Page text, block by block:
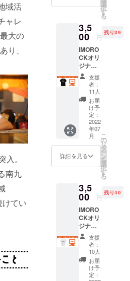
域活
ャレ
大の
り、
。
南九
けてい
2011.08
オープン当
初から応援
して下さる
お客様が自
慢できる店
になりたい
と【 焼き鳥
居酒屋 鳥門
米門うまい
もん。総本
家 】を念願
オープン。
同年11月、
スタッフを
家族と想
い、更に高
みを目指す
べく株式会
HP内に
お名前
を掲載
致しま
す（希
望者の
み／
ニック
ネーム
可）。
・掲載
可能な
お名前
（又は
ニック
ネー
ム）を
へご記
入くだ
・掲載
不要の
方は備
考欄へ
【不
要】と
ご記入
くださ
い。 ・
への目
印にも
OKで
す！
******木
札＆HP
へのお
名前記
載につ
いて
****** ・
木札お
よび、
株式会
社グッ
ドフェ
ローズ
ダイニ
ングの
致しま
す
（ニッ
クネー
ム可。
漢字・
ひらが
な・カ
タカナ
のみ記
載OK。
※英数字
選
択
す
る
3,5
00 円
残り39
IMORO
CKオリ
ジナル
ロゴ入
りTシャ
ツ【表
プリン
ト＆
黒】で
す！ ◆
サイズ
／S・
M・L・
XL
******H
Pへのお
載につ
いて
****** ・
株式会
社グッ
ドフェ
ローズ
ダイニ
ングの
HP内に
お名前
を掲載
支援
者：
11人
お届
け予
定：
2022
年07
月
詳細を見る
こ
の
リ
タ
ー
ン
を
選
択
す
る
3,5
00 円
残り40
IMORO
CKオリ
ジナル
ロゴ入
りTシャ
ツ【表
プリン
ト＆
白】で
支援
者：
10人
お届
け予
定：